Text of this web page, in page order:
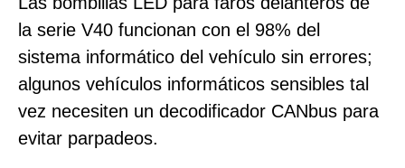
la serie V40 funcionan con el 98% del
sistema informático del vehículo sin errores;
algunos vehículos informáticos sensibles tal
vez necesiten un decodificador CANbus para
evitar parpadeos.